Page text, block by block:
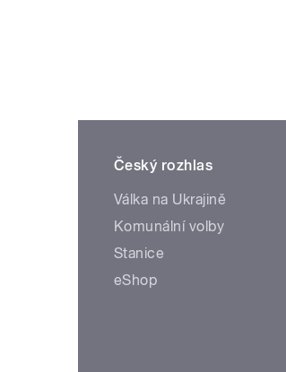
Český rozhlas
Válka na Ukrajině
Komunální volby
Stanice
eShop